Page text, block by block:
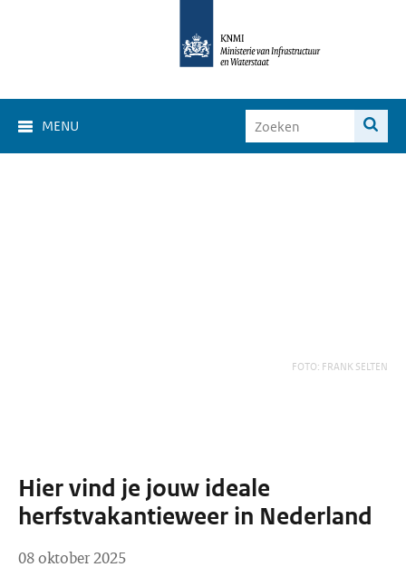
MENU
FOTO: FRANK SELTEN
Hier vind je jouw ideale
herfstvakantieweer in Nederland
08 oktober 2025